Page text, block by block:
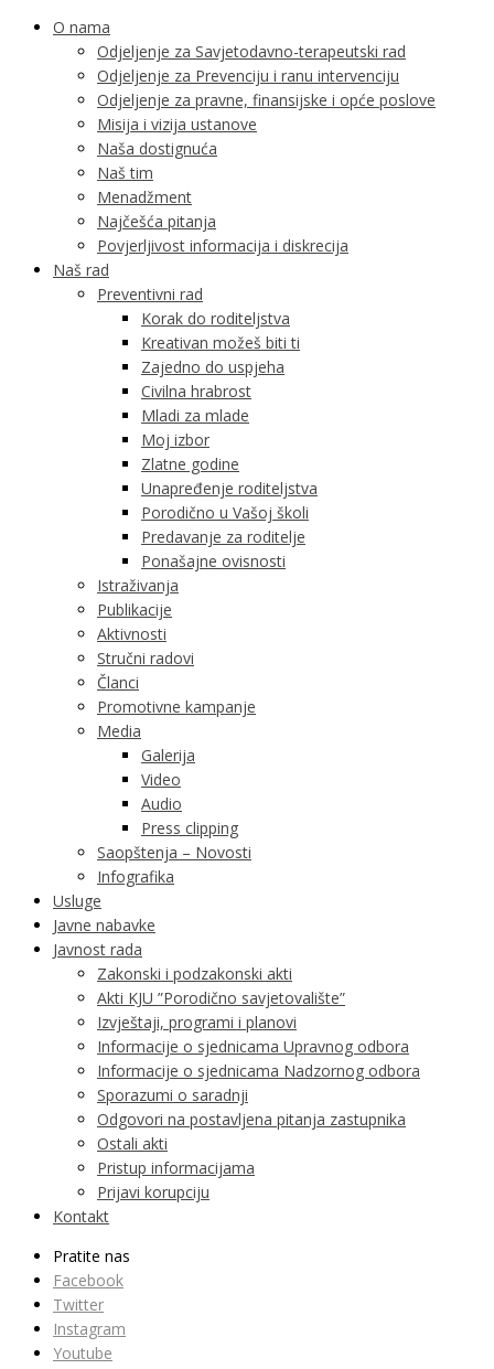
O nama
Odjeljenje za Savjetodavno-terapeutski rad
Odjeljenje za Prevenciju i ranu intervenciju
Odjeljenje za pravne, finansijske i opće poslove
Misija i vizija ustanove
Naša dostignuća
Naš tim
Menadžment
Najčešća pitanja
Povjerljivost informacija i diskrecija
Naš rad
Preventivni rad
Korak do roditeljstva
Kreativan možeš biti ti
Zajedno do uspjeha
Civilna hrabrost
Mladi za mlade
Moj izbor
Zlatne godine
Unapređenje roditeljstva
Porodično u Vašoj školi
Predavanje za roditelje
Ponašajne ovisnosti
Istraživanja
Publikacije
Aktivnosti
Stručni radovi
Članci
Promotivne kampanje
Media
Galerija
Video
Audio
Press clipping
Saopštenja – Novosti
Infografika
Usluge
Javne nabavke
Javnost rada
Zakonski i podzakonski akti
Akti KJU ”Porodično savjetovalište”
Izvještaji, programi i planovi
Informacije o sjednicama Upravnog odbora
Informacije o sjednicama Nadzornog odbora
Sporazumi o saradnji
Odgovori na postavljena pitanja zastupnika
Ostali akti
Pristup informacijama
Prijavi korupciju
Kontakt
Pratite nas
Facebook
Twitter
Instagram
Youtube